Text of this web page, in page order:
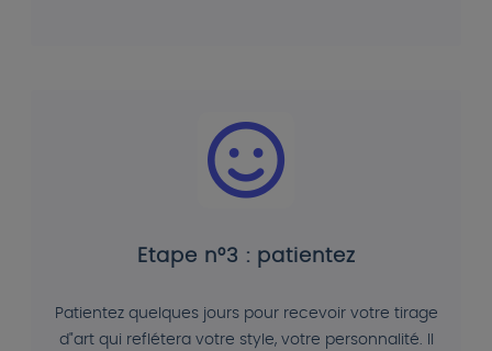
Etape n°3 : patientez
Patientez quelques jours pour recevoir votre tirage
d"art qui reflétera votre style, votre personnalité. Il